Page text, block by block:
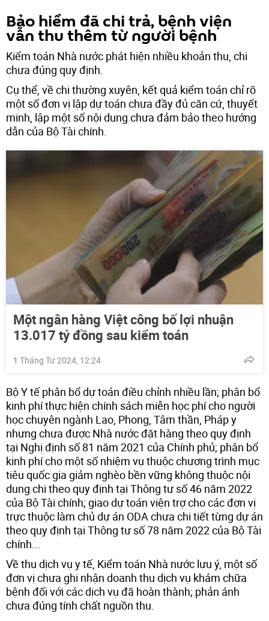
Bảo hiểm đã chi trả, bệnh viện
vẫn thu thêm từ người bệnh
Kiểm toán Nhà nước phát hiện nhiều khoản thu, chi
chưa đúng quy định.
Cụ thể, về chi thường xuyên, kết quả kiểm toán chỉ rõ
một số đơn vị lập dự toán chưa đầy đủ căn cứ, thuyết
minh, lập một số nội dung chưa đảm bảo theo hướng
dẫn của Bộ Tài chính.
Một ngân hàng Việt công bố lợi nhuận
13.017 tỷ đồng sau kiểm toán
1 Tháng Tư 2024, 12:24
Bộ Y tế phân bổ dự toán điều chỉnh nhiều lần; phân bổ
kinh phí thực hiện chính sách miễn học phí cho người
học chuyên ngành Lao, Phong, Tâm thần, Pháp y
nhưng chưa được Nhà nước đặt hàng theo quy định
tại Nghị định số 81 năm 2021 của Chính phủ; phân bổ
kinh phí cho một số nhiệm vụ thuộc chương trình mục
tiêu quốc gia giảm nghèo bền vững không thuộc nội
dung chi theo quy định tại Thông tư số 46 năm 2022
của Bộ Tài chính; giao dự toán viện trợ cho các đơn vị
trực thuộc làm chủ dự án ODA chưa chi tiết từng dự án
theo quy định tại Thông tư số 78 năm 2022 của Bộ Tài
chính...
Về thu dịch vụ y tế, Kiểm toán Nhà nước lưu ý, một số
đơn vị chưa ghi nhận doanh thu dịch vụ khám chữa
bệnh đối với các dịch vụ đã hoàn thành; phản ánh
chưa đúng tính chất nguồn thu.